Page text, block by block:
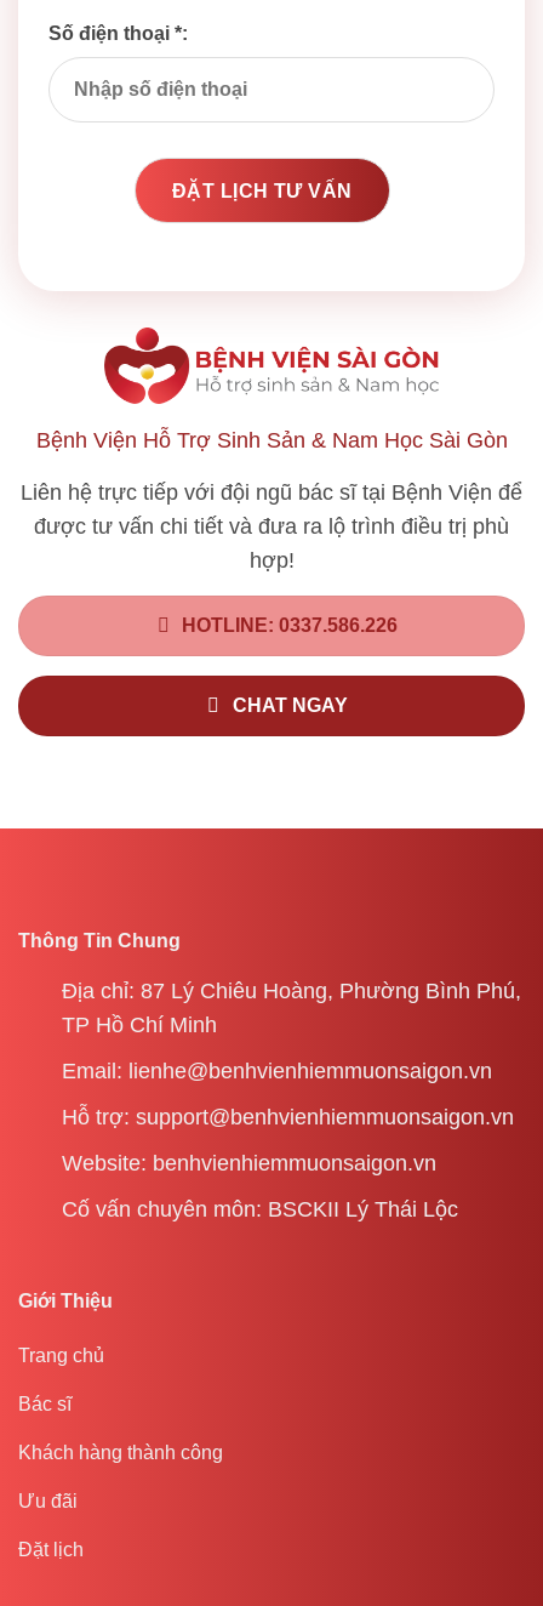
Số điện thoại *:
Bệnh Viện Hỗ Trợ Sinh Sản & Nam Học Sài Gòn
Liên hệ trực tiếp với đội ngũ bác sĩ tại Bệnh Viện để
được tư vấn chi tiết và đưa ra lộ trình điều trị phù
hợp!
HOTLINE: 0337.586.226
CHAT NGAY
Thông Tin Chung
Địa chỉ: 87 Lý Chiêu Hoàng, Phường Bình Phú,
TP Hồ Chí Minh
Email: lienhe@benhvienhiemmuonsaigon.vn
Hỗ trợ: support@benhvienhiemmuonsaigon.vn
Website: benhvienhiemmuonsaigon.vn
Cố vấn chuyên môn: BSCKII Lý Thái Lộc
Giới Thiệu
Trang chủ
Bác sĩ
Khách hàng thành công
Ưu đãi
Đặt lịch